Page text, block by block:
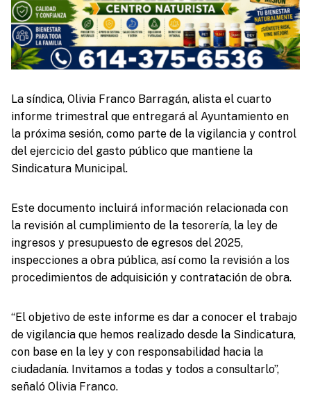
La síndica, Olivia Franco Barragán, alista el cuarto
informe trimestral que entregará al Ayuntamiento en
la próxima sesión, como parte de la vigilancia y control
del ejercicio del gasto público que mantiene la
Sindicatura Municipal.
Este documento incluirá información relacionada con
la revisión al cumplimiento de la tesorería, la ley de
ingresos y presupuesto de egresos del 2025,
inspecciones a obra pública, así como la revisión a los
procedimientos de adquisición y contratación de obra.
“El objetivo de este informe es dar a conocer el trabajo
de vigilancia que hemos realizado desde la Sindicatura,
con base en la ley y con responsabilidad hacia la
ciudadanía. Invitamos a todas y todos a consultarlo”,
señaló Olivia Franco.